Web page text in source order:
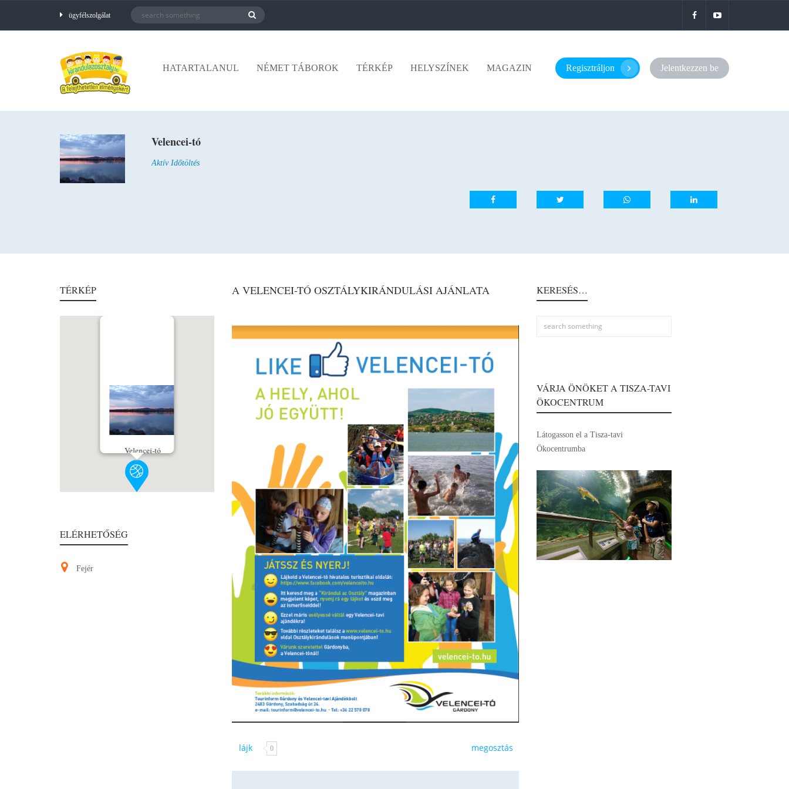
ügyfélszolgálat
Regisztráljon Jelentkezzen be
HATARTALANUL NÉMET TÁBOROK TÉRKÉP HELYSZÍNEK MAGAZIN
Velencei-tó
Aktív Időtöltés
TÉRKÉP
Velencei-tó
ELÉRHETŐSÉG
Fejér
A VELENCEI-TÓ OSZTÁLYKIRÁNDULÁSI AJÁNLATA
lájk 0 megosztás
KERESÉS…
VÁRJA ÖNÖKET A TISZA-TAVI
ÖKOCENTRUM
Látogasson el a Tisza-tavi
Ökocentrumba